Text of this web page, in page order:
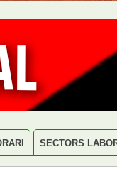
SECTORS